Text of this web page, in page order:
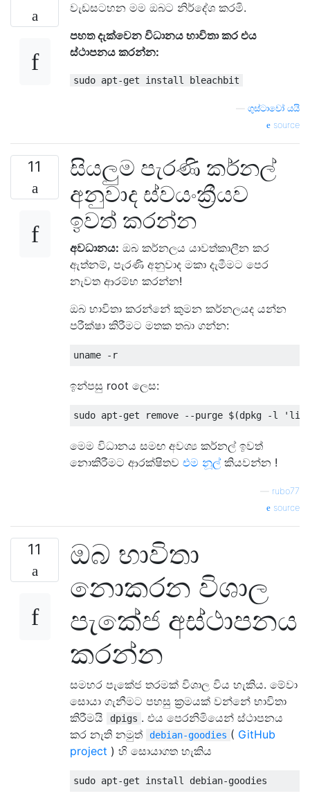
වැඩසටහන මම ඔබට නිර්දේශ කරමි.
පහත දැක්වෙන විධානය භාවිතා කර එය
ස්ථාපනය කරන්න:
sudo apt-get install bleachbit
ගුස්ටාවෝ යයි
source
11
සියලුම පැරණි කර්නල්
අනුවාද ස්වයංක්‍රීයව
ඉවත් කරන්න
අවධානය: ඔබ කර්නලය යාවත්කාලීන කර
ඇත්නම්, පැරණි අනුවාද මකා දැමීමට පෙර
නැවත ආරම්භ කරන්න!
ඔබ භාවිතා කරන්නේ කුමන කර්නලයද යන්න
පරීක්ෂා කිරීමට මතක තබා ගන්න:
ඉන්පසු root ලෙස:
මෙම විධානය සමඟ අවශ්‍ය කර්නල් ඉවත්
නොකිරීමට ආරක්ෂිතව එම නූල්කියවන්න !
rubo77
source
11
ඔබ භාවිතා
නොකරන විශාල
පැකේජ අස්ථාපනය
කරන්න
සමහර පැකේජ තරමක් විශාල විය හැකිය. මේවා
සොයා ගැනීමට පහසු ක්‍රමයක් වන්නේ භාවිතා
කිරීමයි
dpigs . එය පෙරනිමියෙන් ස්ථාපනය
කර නැති නමුත්
debian-goodies ( GitHub
project ) හි සොයාගත හැකිය